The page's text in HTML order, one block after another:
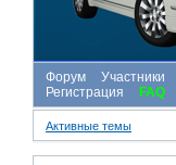
Форум Участники
Регистрация
FAQ
Активные темы